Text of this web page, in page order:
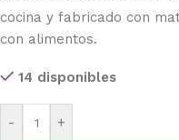
cocina y fabricado con
con alimentos.
14 disponibles
- +